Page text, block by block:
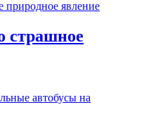
страшное